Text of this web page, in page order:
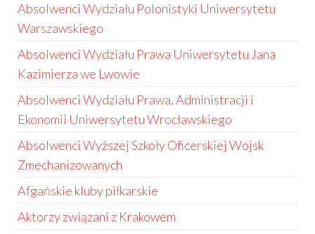
Absolwenci Wydziału Polonistyki Uniwersytetu
Warszawskiego
Absolwenci Wydziału Prawa Uniwersytetu Jana
Kazimierza we Lwowie
Absolwenci Wydziału Prawa, Administracji i
Ekonomii Uniwersytetu Wrocławskiego
Absolwenci Wyższej Szkoły Oficerskiej Wojsk
Zmechanizowanych
Afgańskie kluby piłkarskie
Aktorzy związani z Krakowem